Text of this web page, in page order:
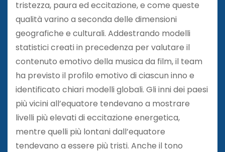
tristezza, paura ed eccitazione, e come queste
qualità varino a seconda delle dimensioni
geografiche e culturali. Addestrando modelli
statistici creati in precedenza per valutare il
contenuto emotivo della musica da film, il team
ha previsto il profilo emotivo di ciascun inno e
identificato chiari modelli globali. Gli inni dei paesi
più vicini all’equatore tendevano a mostrare
livelli più elevati di eccitazione energetica,
mentre quelli più lontani dall’equatore
tendevano a essere più tristi. Anche il tono